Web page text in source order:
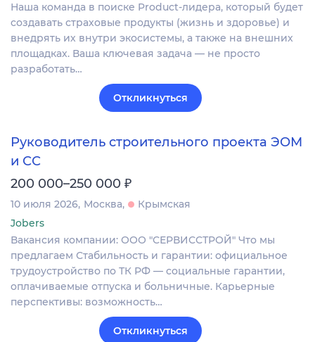
Наша команда в поиске Product-лидера, который будет
создавать страховые продукты (жизнь и здоровье) и
внедрять их внутри экосистемы, а также на внешних
площадках. Ваша ключевая задача — не просто
разработать…
Откликнуться
Руководитель строительного проекта ЭОМ
и СС
200 000–250 000 ₽
10 июля 2026 Москва
Крымская
Jobers
Вакансия компании: ООО "СЕРВИССТРОЙ" Что мы
предлагаем Стабильность и гарантии: официальное
трудоустройство по ТК РФ — социальные гарантии,
оплачиваемые отпуска и больничные. Карьерные
перспективы: возможность…
Откликнуться